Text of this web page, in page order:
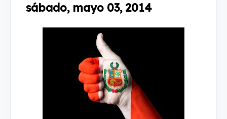
sábado, mayo 03, 2014